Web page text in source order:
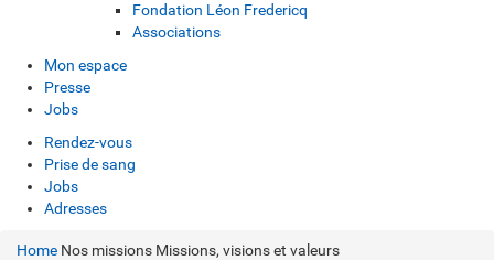
Fondation Léon Fredericq
Associations
Mon espace
Presse
Jobs
Rendez-vous
Prise de sang
Jobs
Adresses
Home Nos missions Missions, visions et valeurs